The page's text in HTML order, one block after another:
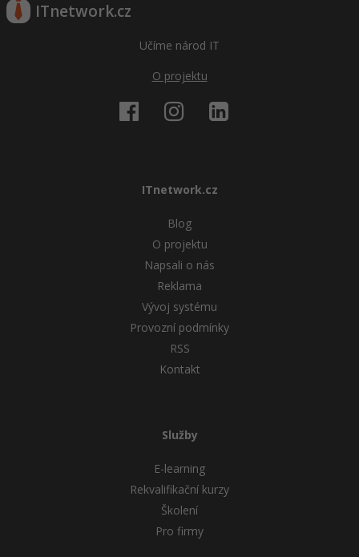
ITnetwork.cz
Učíme národ IT
O projektu
ITnetwork.cz
Blog
O projektu
Napsali o nás
Reklama
Vývoj systému
Provozní podmínky
RSS
Kontakt
Služby
E-learning
Rekvalifikační kurzy
Školení
Pro firmy